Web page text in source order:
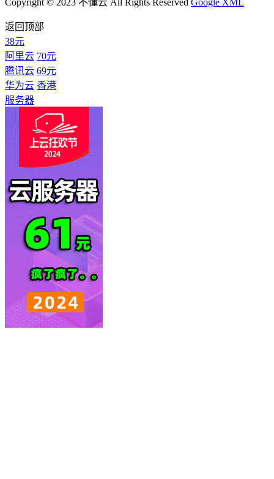
返回顶部
38元
阿里云 70元
腾讯云 69元
华为云 香港
服务器